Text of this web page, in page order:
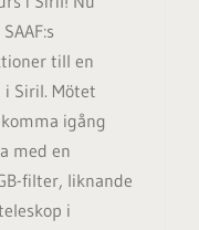
till en
Siril. Mötet
igång
med en
filter, liknande
i